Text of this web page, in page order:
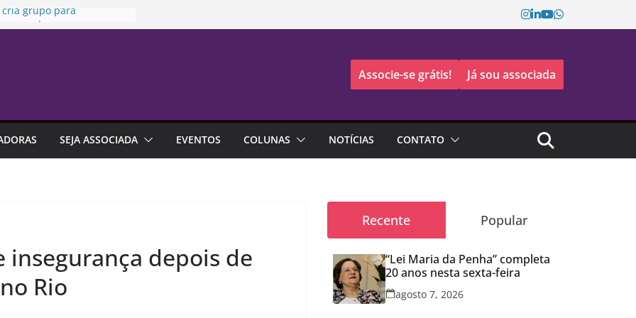
cria grupo para
uso de seguros em
indica que endividamento
da série histórica
Associe-se grátis! Já sou associada
SEJA ASSOCIADA EVENTOS COLUNAS NOTÍCIAS CONTATO
insegurança depois de
Rio
Recente Popular
“Lei Maria da Penha” completa
20 anos nesta sexta-feira
agosto 7, 2026